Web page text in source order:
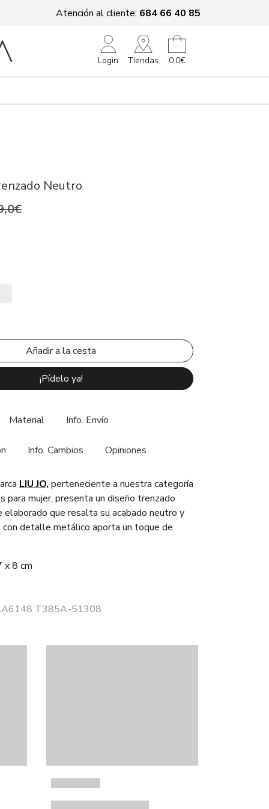
Atención al cliente: 684 66 40 85
Login Tiendas 0.0€
Neutro
¡Pídelo ya!
Material Info. Envío
Info. Cambios Opiniones
LIU JO, perteneciente a nuestra categoría
para mujer, presenta un diseño trenzado
que resalta su acabado neutro y
con detalle metálico aporta un toque de
x 8 cm
T385A-51308